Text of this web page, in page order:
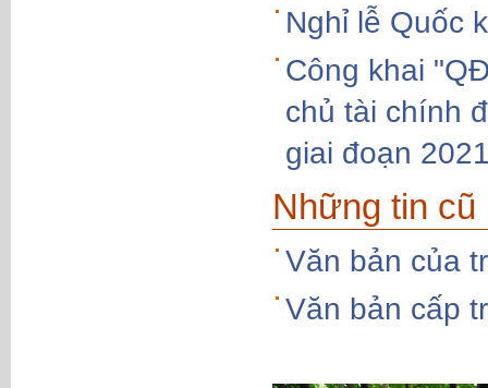
Nghỉ lễ Quốc
Công khai
chủ tài chính
giai đoạn
Những tin cũ
Văn bản của
Văn bản cấp